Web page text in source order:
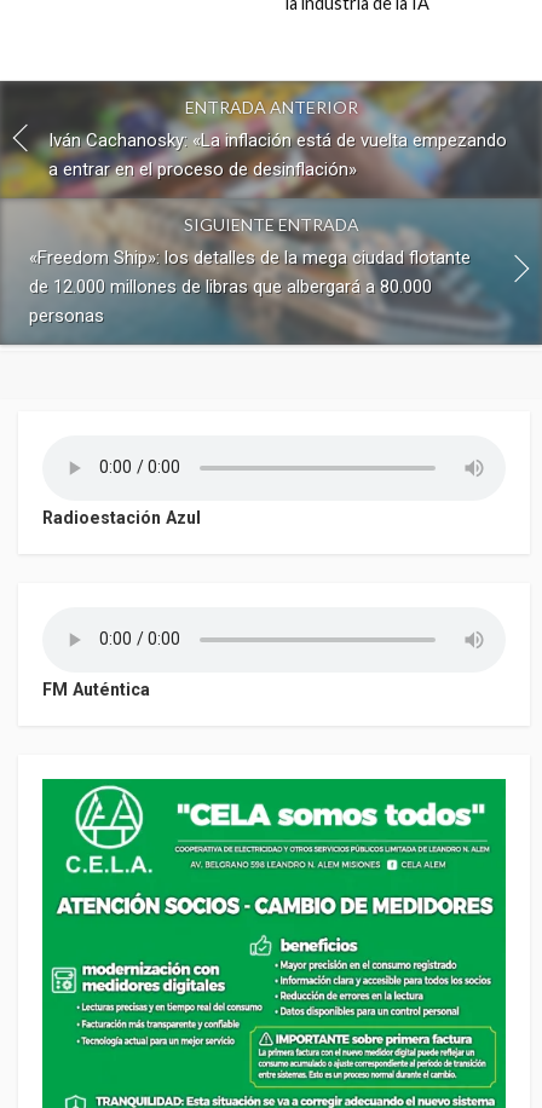
ENTRADA ANTERIOR
Iván Cachanosky: «La inflación está de vuelta empezando
a entrar en el proceso de desinflación»
SIGUIENTE ENTRADA
«Freedom Ship»: los detalles de la mega ciudad flotante
de 12.000 millones de libras que albergará a 80.000
personas
Radioestación Azul
FM Auténtica